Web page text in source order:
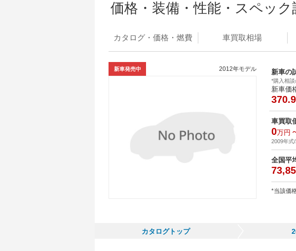
価格・装備・性能・スペック
カタログ・価格・燃費 車買取相場
新車発売中 2012年モデル 新車の
*購入相
新車価
370.9
車買取
0万円
2009年式
全国平
*当該価
カタログトップ